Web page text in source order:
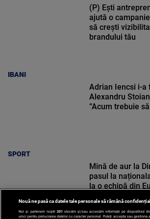
IBANI
(P) Ești
ajută o
să crești
brandului tău
SPORT
Adrian Iencsi i-a
Alexandru
”Acum trebuie
Mină de aur la
pasul la
la o echipă din
Nouă ne pasă ca datele tale personale să rămână
Noi și partenerii noștri 201 stocăm și/sau accesăm informații pe dispozitivul
unici pentru prelucrarea datelor cu caracter personal. Puteți accepta sau gestiona